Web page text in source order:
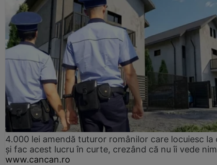
4.000 lei amendă tuturor românilor care locuiesc la
și fac acest lucru în curte, crezând că nu îi vede
www.cancan.ro